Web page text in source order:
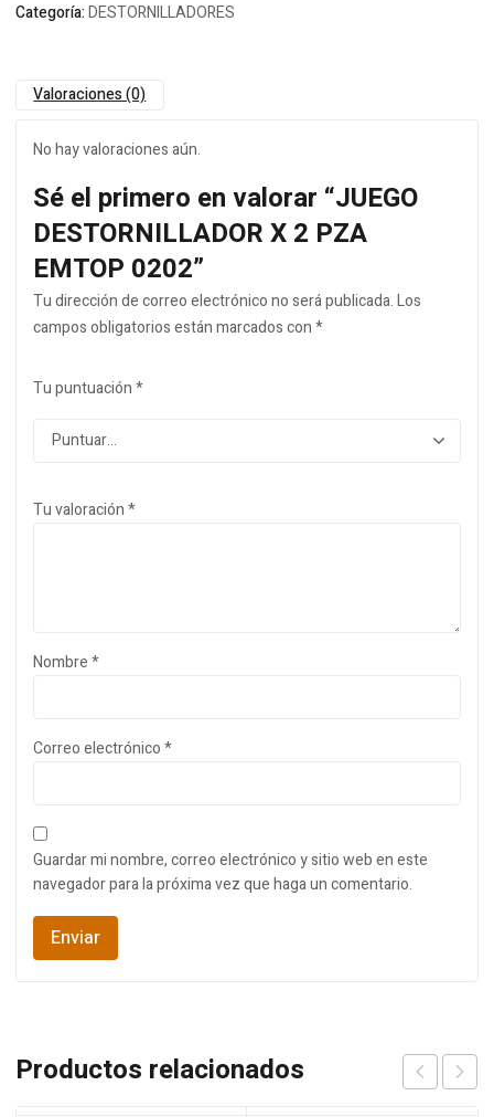
Categoría:DESTORNILLADORES
Valoraciones (0)
No hay valoraciones aún.
Sé el primero en valorar “JUEGO
DESTORNILLADOR X 2 PZA
EMTOP 0202”
Tu dirección de correo electrónico no será publicada.Los
campos obligatorios están marcados con*
Tu puntuación*
Tu valoración*
Nombre*
Correo electrónico*
Guardar mi nombre, correo electrónico y sitio web en este
navegador para la próxima vez que haga un comentario.
Productos relacionados